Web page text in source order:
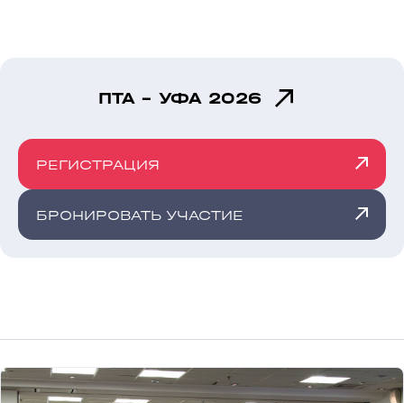
ПТА - УФА 2026
РЕГИСТРАЦИЯ
БРОНИРОВАТЬ УЧАСТИЕ